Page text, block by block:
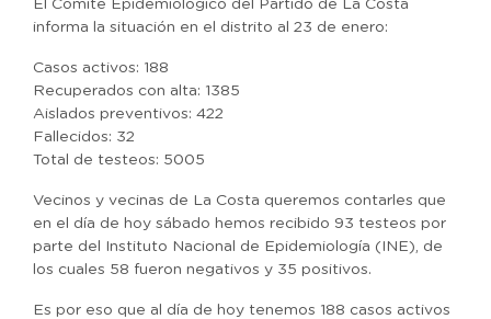
El Comité Epidemiológico del Partido de La Costa
informa la situación en el distrito al 23 de enero:
Casos activos: 188
Recuperados con alta: 1385
Aislados preventivos: 422
Fallecidos: 32
Total de testeos: 5005
Vecinos y vecinas de La Costa queremos contarles que
en el día de hoy sábado hemos recibido 93 testeos por
parte del Instituto Nacional de Epidemiología (INE), de
los cuales 58 fueron negativos y 35 positivos.
Es por eso que al día de hoy tenemos 188 casos activos